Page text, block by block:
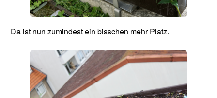
Da ist nun zumindest ein bisschen mehr Platz.